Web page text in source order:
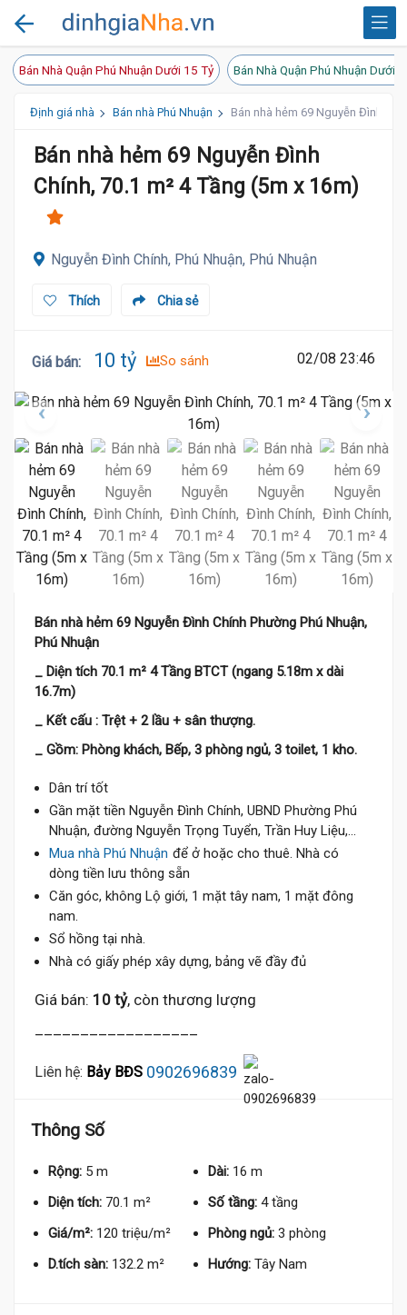
Bán Nhà Quận Phú Nhuận Dưới 15 Tỷ Bán Nhà Quận Phú Nhuận Dưới
Định giá nhà Bán nhà Phú Nhuận Bán nhà hẻm 69 Nguyễn Đình
Bán nhà hẻm 69 Nguyễn Đình
Chính, 70.1 m² 4 Tầng (5m x 16m)
Nguyễn Đình Chính, Phú Nhuận, Phú Nhuận
Chia sẻ
Thích
Giá bán: 10 tỷ So sánh 02/08 23:46
Bán nhà hẻm 69 Nguyễn Đình Chính Phường Phú Nhuận,
Phú Nhuận
_ Diện tích 70.1 m² 4 Tầng BTCT (ngang 5.18m x dài
16.7m)
_ Kết cấu : Trệt + 2 lầu + sân thượng.
_ Gồm: Phòng khách, Bếp, 3 phòng ngủ, 3 toilet, 1 kho.
Dân trí tốt
Gần mặt tiền Nguyễn Đình Chính, UBND Phường Phú
Nhuận, đường Nguyễn Trọng Tuyển, Trần Huy Liệu,...
Mua nhà Phú Nhuận để ở hoặc cho thuê. Nhà có
dòng tiền lưu thông sẵn
Căn góc, không Lộ giới, 1 mặt tây nam, 1 mặt đông
nam.
Sổ hồng tại nhà.
Nhà có giấy phép xây dựng, bảng vẽ đầy đủ
Giá bán: 10 tỷ, còn thương lượng
Liên hệ: Bảy BĐS 0902696839
Thông Số
Rộng: 5 m Dài: 16 m
Diện tích: 70.1 m² Số tầng: 4 tầng
Giá/m²: 120 triệu/m² Phòng ngủ: 3 phòng
D.tích sàn: 132.2 m² Hướng: Tây Nam